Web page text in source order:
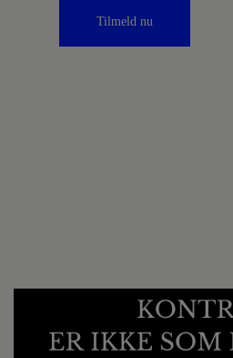
Tilmeld nu